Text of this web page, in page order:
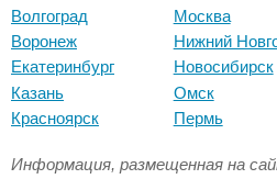
Волгоград
Воронеж
Екатеринбург
Казань
Красноярск
Москва
Нижний
Новосибирск
Омск
Пермь
Информация, размещенная на